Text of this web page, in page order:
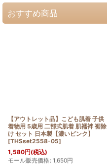
おすすめ商品
【アウトレット品】こども肌着 子供
着物用 5歳用 二部式肌着 肌襦袢 裾除
け セット 日本製【濃いピンク】
[THSset2558-05]
1,580円(税込)
モール販売価格: 1,650円